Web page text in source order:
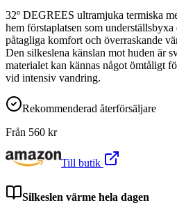
32º DEGREES ultramjuka termiska
hem förstaplatsen som
påtagliga komfort och överraskande
Den silkeslena känslan mot huden är
materialet kan kännas något ömtåligt
vid intensiv vandring.
Rekommenderad återförsäljare
Från 560 kr
Till butik
Silkeslen värme hela dagen